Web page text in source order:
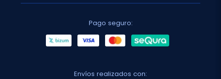
Pago seguro:
Envíos realizados con: